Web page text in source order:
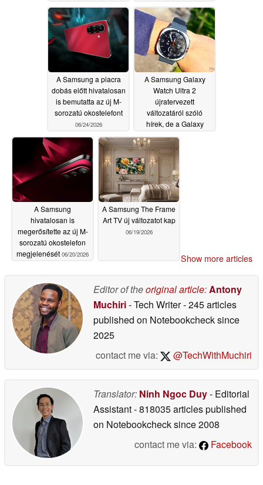
készülékeiről
06/24/2026
ki06/24/2026
A Samsung a piacra
dobás előtt hivatalosan
is bemutatta az új M-
sorozatú okostelefont
06/24/2026
A Samsung Galaxy
Watch Ultra 2
újratervezett
változatáról szóló
hírek, de a Galaxy
nem szivárgott ki
információ
A Samsung
hivatalosan is
megerősítette az új M-
sorozatú okostelefon
megjelenését 06/20/2026
A Samsung The Frame
Art TV új változatot kap
06/19/2026
Show more articles
Editor of theoriginal article:Antony
Muchiri- Tech Writer- 245 articles
published on Notebookchecksince
2025
contact me via:
@TechWithMuchiri
Translator: Ninh Ngoc Duy- Editorial
Assistant- 818035 articles published
on Notebookchecksince 2008
contact me via:
Facebook